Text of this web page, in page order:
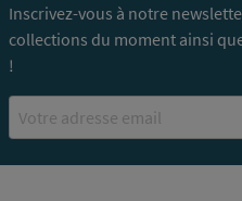
Inscrivez-vous à notre
collections du moment ainsi
!